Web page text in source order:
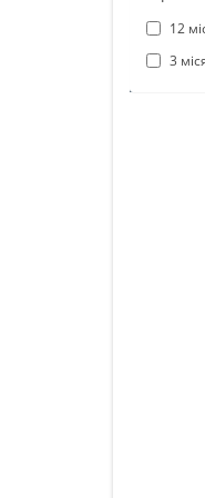
12
3